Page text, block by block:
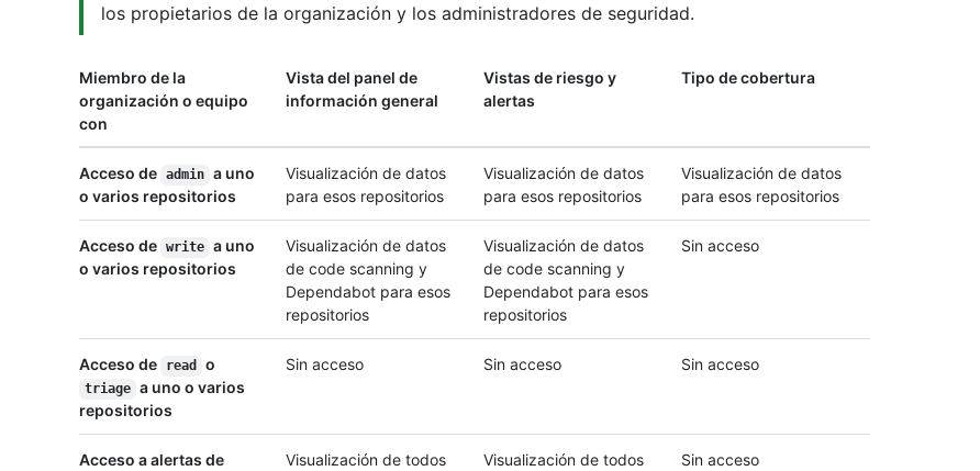
los propietarios de la organización y los administradores de seguridad.
Miembro de la
organización o equipo
con
Vista del panel de
información general
Vistas de riesgo y
alertas
Tipo de cobertura
Acceso de admin a uno
o varios repositorios
Visualización de datos
para esos repositorios
Visualización de datos
para esos repositorios
Visualización de datos
para esos repositorios
Acceso de write a uno
o varios repositorios
Visualización de datos
de code scanning y
Dependabot para esos
repositorios
Visualización de datos
de code scanning y
Dependabot para esos
repositorios
Sin acceso
Acceso de read o
triage a uno o varios
repositorios
Sin acceso Sin acceso Sin acceso
Acceso a alertas de
Visualización de todos
Visualización de todos
Sin acceso